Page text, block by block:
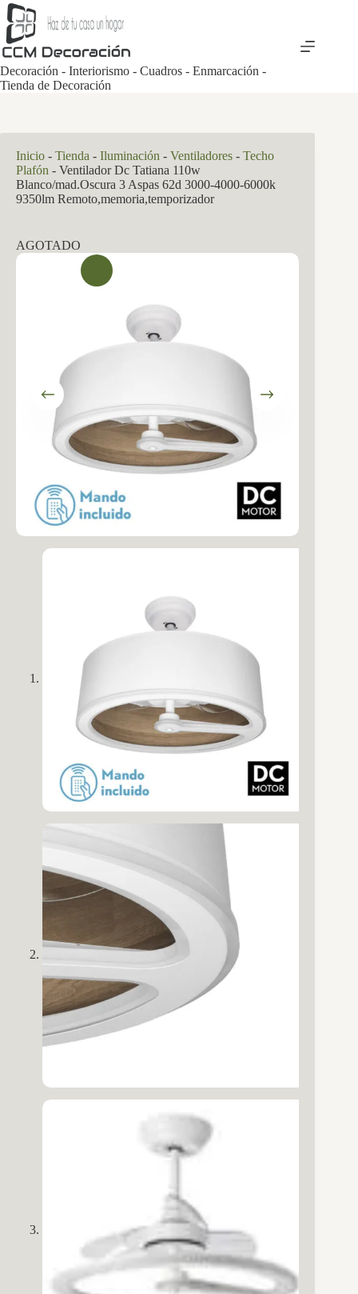
Saltar
al
contenido
Decoración - Interiorismo - Cuadros - Enmarcación -
Tienda de Decoración
Inicio - Tienda - Iluminación - Ventiladores - Techo
Plafón - Ventilador Dc Tatiana 110w
Blanco/mad.Oscura 3 Aspas 62d 3000-4000-6000k
9350lm Remoto,memoria,temporizador
AGOTADO